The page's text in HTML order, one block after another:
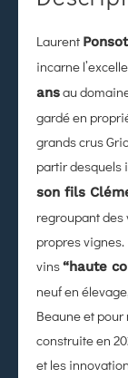
Laurent Ponsot
incarne
ansau
gardé en
grands crus
partir desquels
son fils
regroupant des
propres
vins“haute
neuf en
Beaune et
construite en
et les